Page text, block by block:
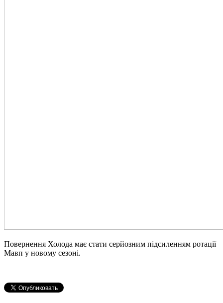
Повернення Холода має стати серйозним підсиленням ротації
Мавп у новому сезоні.